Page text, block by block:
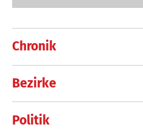
Chronik
Bezirke
Politik